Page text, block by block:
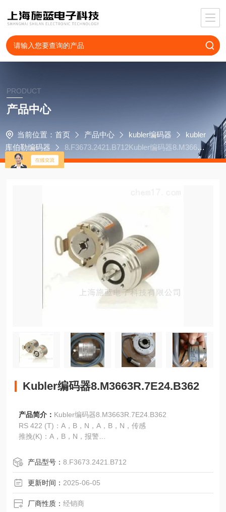
PRODUCT
产品中心
当前位置： 首页 产品中心 kubler编码器
kubler
库伯勒编码器
8.F3673.2421.B712Kubler编码器8.M3663
R.7E24.B362
Kubler编码器8.M3663R.7E24.B362
产品简介： Kubler编码器8.M3663R.7E24.B362
RS 422 (T)：A，B，N，A，B，N，传感
推挽(K)：A，B，N，报警
脉冲宽度误差大±25°电气
脉冲数1 ~ 10000
警告输出NPN集电极开路，大5mA
脉冲形状方波
脉冲占空比1:1
产品型号：8.F3673.2421.B712
更新时间： 2025-06-05
厂商性质：经销商